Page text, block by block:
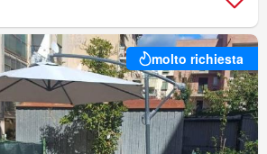
molto richiesta